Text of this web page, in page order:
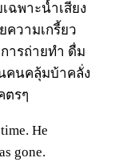
ฉพาะน้ำเสียง
ความเกรี้ยว
ารถ่ายทำ ดื่ม
คนคลุ้มบ้าคลั่ง
ตรๆ
He
gone.